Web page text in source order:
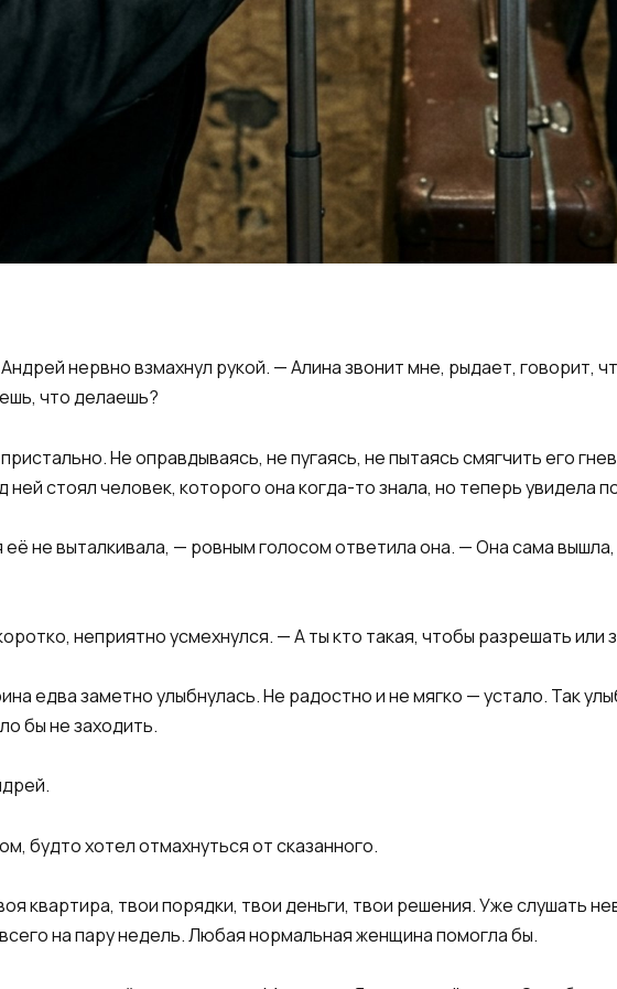
нервно взмахнул рукой. — Алина звонит мне, рыдает, говорит,
что делаешь?
Не оправдываясь, не пугаясь, не пытаясь смягчить его
стоял человек, которого она когда-то знала, но теперь увидела
не выталкивала, — ровным голосом ответила она. — Она сама
неприятно усмехнулся. — А ты кто такая, чтобы разрешать
едва заметно улыбнулась. Не радостно и не мягко — устало. Так
бы не заходить.
будто хотел отмахнуться от сказанного.
квартира, твои порядки, твои деньги, твои решения. Уже слушать
на пару недель. Любая нормальная женщина помогла бы.